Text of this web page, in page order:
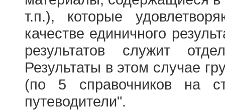
т.п.), которые
качестве единичного
результатов служит
Результаты в этом случае
(по 5 справочников на
путеводители".